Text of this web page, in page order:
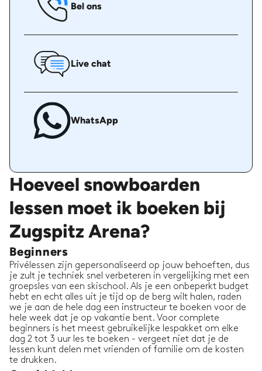
Bel ons
Live chat
WhatsApp
Hoeveel snowboarden
lessen moet ik boeken bij
Zugspitz Arena?
Beginners
Privélessen zijn gepersonaliseerd op jouw behoeften, dus
je zult je techniek snel verbeteren in vergelijking met een
groepsles van een skischool. Als je een onbeperkt budget
hebt en echt alles uit je tijd op de berg wilt halen, raden
we je aan de hele dag een instructeur te boeken voor de
hele week dat je op vakantie bent. Voor complete
beginners is het meest gebruikelijke lespakket om elke
dag 2 tot 3 uur les te boeken - vergeet niet dat je de
lessen kunt delen met vrienden of familie om de kosten
te drukken.